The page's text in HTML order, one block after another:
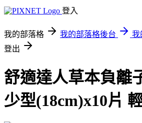
登入
我的部落格 我的部落格後台
我
登出
舒適達人草本負離
少型(18cm)x10片